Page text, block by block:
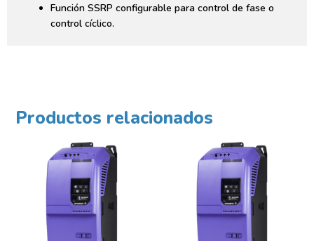
Función SSRP configurable para control de fase o
control cíclico.
Productos relacionados